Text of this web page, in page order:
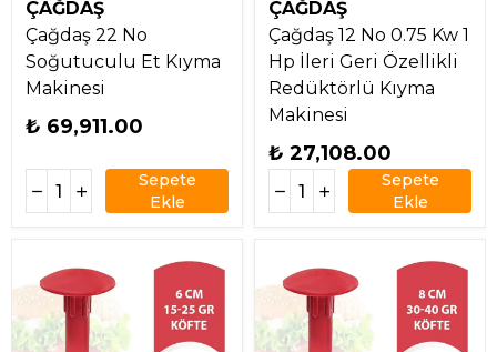
ÇAĞDAŞ
Çağdaş 22 No
Soğutuculu Et Kıyma
Makinesi
₺ 69,911.00
Sepete
Ekle
ÇAĞDAŞ
Çağdaş 12 No 0.75 Kw 1
Hp İleri Geri Özellikli
Redüktörlü Kıyma
Makinesi
₺ 27,108.00
Sepete
Ekle